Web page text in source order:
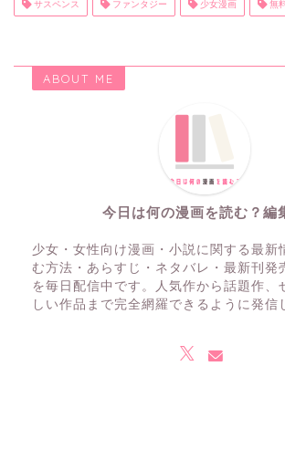
サスペンス ファンタジー 少女漫画 無
ABOUT ME
今日は何の漫画を読む？編
少女・女性向け漫画・小説に関する最新
む方法・あらすじ・ネタバレ・最新刊発
を毎日配信中です。人気作から話題作、
しい作品まで完全網羅できるように発信